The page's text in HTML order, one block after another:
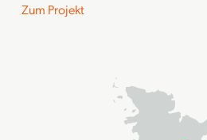
Zum Projekt